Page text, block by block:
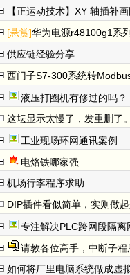
【正运动技术】XY 轴插补
[悬赏]华为电源r48100g1系
供应链经验分享
西门子S7-300系统转
液压打圈机有修过的吗？
这坛显示太慢了，发重删了
工业现场环网通讯案例
电烙铁哪家强
机场行李程序求助
DIP插件看似简单，实则做
专注解决PLC跨网段隔离
请教各位高手，中断子
如何将厂里电脑系统做成虚